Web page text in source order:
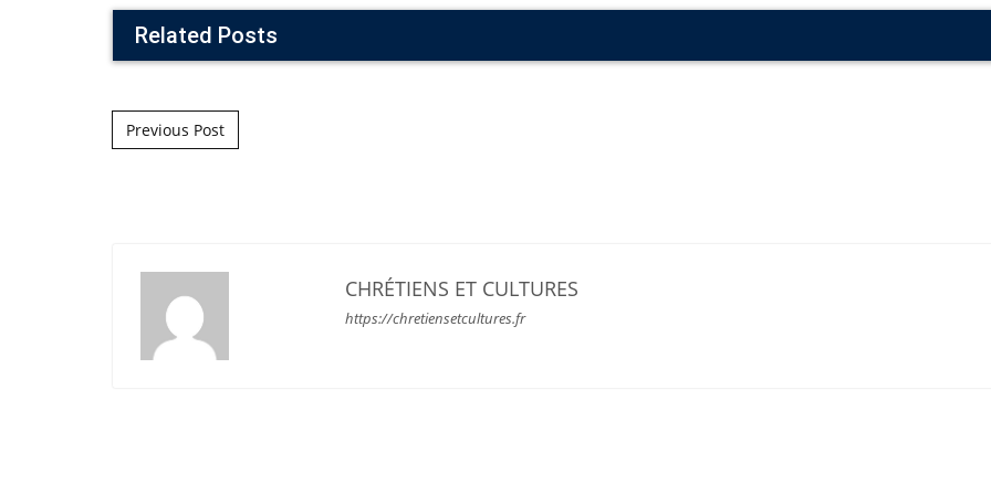
Related Posts
Post navigation
Previous Post
CHRÉTIENS ET CULTURES
https://chretiensetcultures.fr